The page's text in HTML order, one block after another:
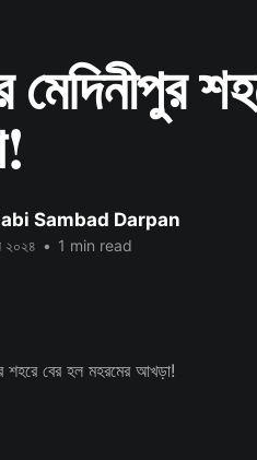
মেদিনীপুর
Sambad Darpan
২০২৪ • 1 min read